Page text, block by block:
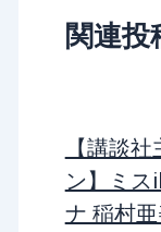
関連投
【講談
ン】ミ
ナ 稲村